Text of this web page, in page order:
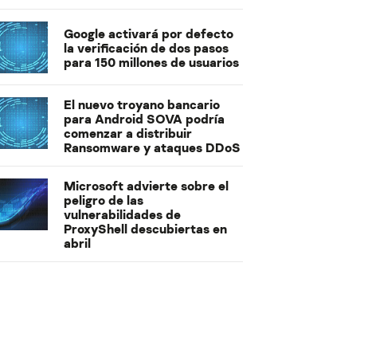
Google activará por defecto
la verificación de dos pasos
para 150 millones de usuarios
El nuevo troyano bancario
para Android SOVA podría
comenzar a distribuir
Ransomware y ataques DDoS
Microsoft advierte sobre el
peligro de las
vulnerabilidades de
ProxyShell descubiertas en
abril